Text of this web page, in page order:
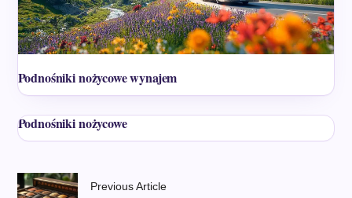
Podnośniki nożycowe wynajem
Podnośniki nożycowe
Previous Article